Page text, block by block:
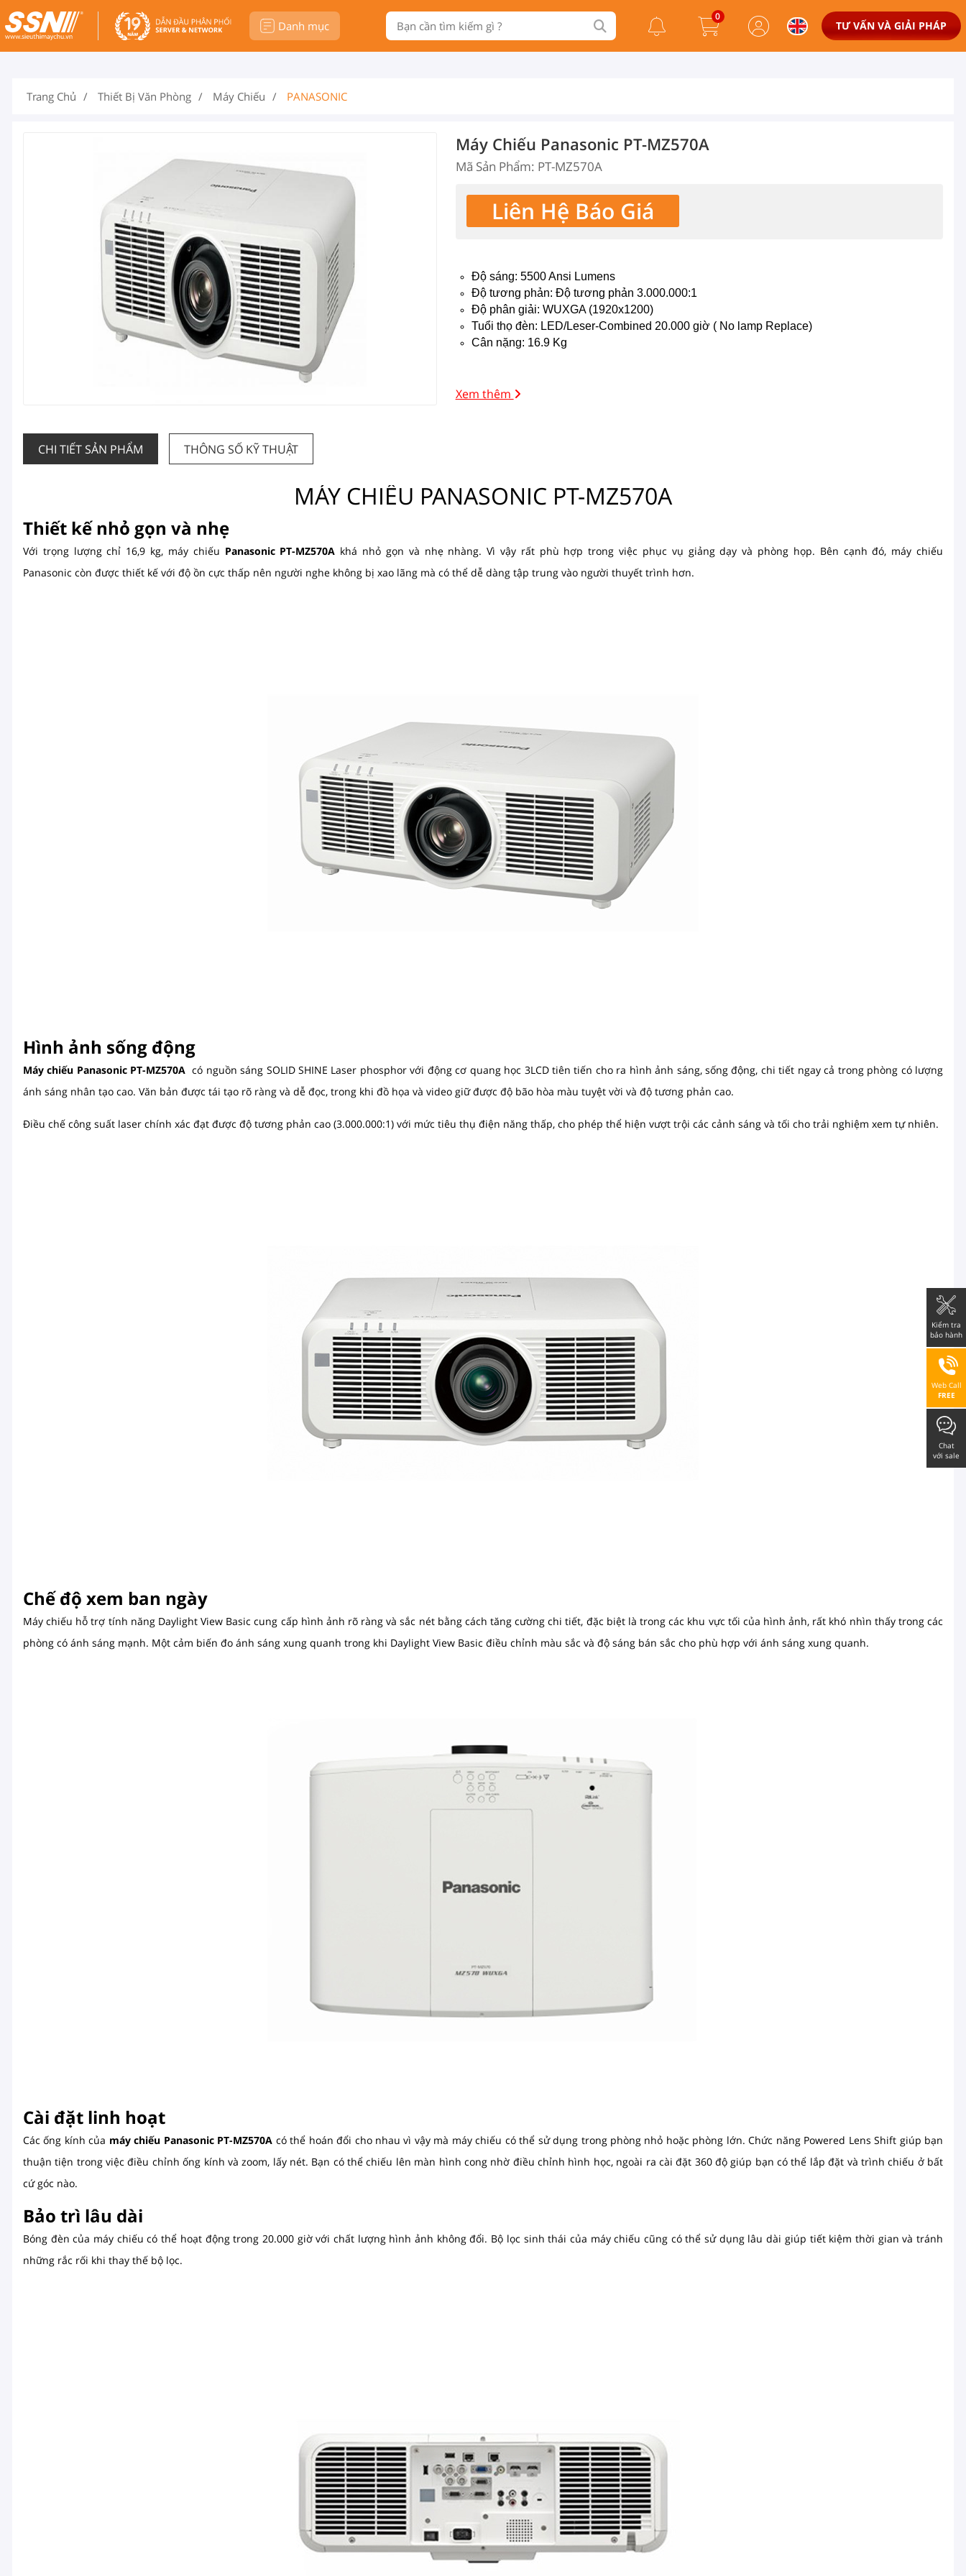
Danh mục
0
TƯ VẤN VÀ GIẢI PHÁP
Trang Chủ Thiết Bị Văn Phòng Máy Chiếu PANASONIC
Máy Chiếu Panasonic PT-MZ570A
Mã Sản Phẩm: PT-MZ570A
Liên Hệ Báo Giá
Độ sáng: 5500 Ansi Lumens
Độ tương phản: Độ tương phản 3.000.000:1
Độ phân giải: WUXGA (1920x1200)
Tuổi thọ đèn: LED/Leser-Combined 20.000 giờ ( No lamp Replace)
Cân nặng: 16.9 Kg
Xem thêm
CHI TIẾT SẢN PHẨM THÔNG SỐ KỸ THUẬT
MÁY CHIẾU PANASONIC PT-MZ570A
Thiết kế nhỏ gọn và nhẹ
Với trọng lượng chỉ 16,9 kg, máy chiếu Panasonic PT-MZ570A khá nhỏ gọn và nhẹ nhàng. Vì vậy rất phù hợp trong việc phục vụ giảng dạy và phòng họp. Bên cạnh đó, máy chiếu
Panasonic còn được thiết kế với độ ồn cực thấp nên người nghe không bị xao lãng mà có thể dễ dàng tập trung vào người thuyết trình hơn.
Hình ảnh sống động
Máy chiếu Panasonic PT-MZ570A có nguồn sáng SOLID SHINE Laser phosphor với động cơ quang học 3LCD tiên tiến cho ra hình ảnh sáng, sống động, chi tiết ngay cả trong phòng có lượng
ánh sáng nhân tạo cao. Văn bản được tái tạo rõ ràng và dễ đọc, trong khi đồ họa và video giữ được độ bão hòa màu tuyệt vời và độ tương phản cao.
Điều chế công suất laser chính xác đạt được độ tương phản cao (3.000.000:1) với mức tiêu thụ điện năng thấp, cho phép thể hiện vượt trội các cảnh sáng và tối cho trải nghiệm xem tự nhiên.
Chế độ xem ban ngày
Máy chiếu hỗ trợ tính năng Daylight View Basic cung cấp hình ảnh rõ ràng và sắc nét bằng cách tăng cường chi tiết, đặc biệt là trong các khu vực tối của hình ảnh, rất khó nhìn thấy trong các
phòng có ánh sáng mạnh. Một cảm biến đo ánh sáng xung quanh trong khi Daylight View Basic điều chỉnh màu sắc và độ sáng bán sắc cho phù hợp với ánh sáng xung quanh.
Cài đặt linh hoạt
Các ống kính của máy chiếu Panasonic PT-MZ570A có thể hoán đổi cho nhau vì vậy mà máy chiếu có thể sử dụng trong phòng nhỏ hoặc phòng lớn. Chức năng Powered Lens Shift giúp bạn
thuận tiện trong việc điều chỉnh ống kính và zoom, lấy nét. Bạn có thể chiếu lên màn hình cong nhờ điều chỉnh hình học, ngoài ra cài đặt 360 độ giúp bạn có thể lắp đặt và trình chiếu ở bất
cứ góc nào.
Bảo trì lâu dài
Bóng đèn của máy chiếu có thể hoạt động trong 20.000 giờ với chất lượng hình ảnh không đổi. Bộ lọc sinh thái của máy chiếu cũng có thể sử dụng lâu dài giúp tiết kiệm thời gian và tránh
những rắc rối khi thay thế bộ lọc.
Kiểm tra
bảo hành
Web Call
FREE
Chat
với sale